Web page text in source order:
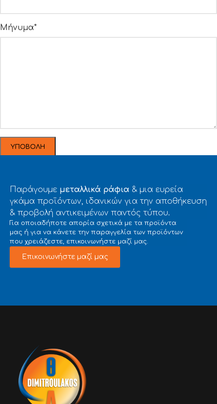
Μήνυμα*
Παράγουμε μεταλλικά ράφια & μια ευρεία
γκάμα προϊόντων, ιδανικών για την αποθήκευση
& προβολή αντικειμένων παντός τύπου.
Για οποιαδήποτε απορία σχετικά με τα προϊόντα
μας ή για να κάνετε την παραγγελία των προϊόντων
που χρειάζεστε, επικοινωνήστε μαζί μας.
Επικοινωνήστε μαζί μας